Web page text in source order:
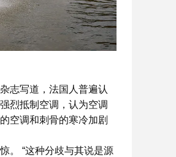
志写道，法国人普遍认
烈抵制空调，认为空调
空调和刺骨的寒冷加剧
。 “这种分歧与其说是源